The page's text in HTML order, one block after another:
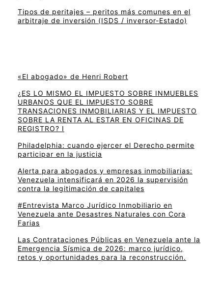
Tipos de peritajes – peritos más comunes en el
arbitraje de inversión (ISDS / inversor-Estado)
«El abogado» de Henri Robert
¿ES LO MISMO EL IMPUESTO SOBRE INMUEBLES
URBANOS QUE EL IMPUESTO SOBRE
TRANSACIONES INMOBILIARIAS Y EL IMPUESTO
SOBRE LA RENTA AL ESTAR EN OFICINAS DE
REGISTRO? I
Philadelphia: cuando ejercer el Derecho permite
participar en la justicia
Alerta para abogados y empresas inmobiliarias:
Venezuela intensificará en 2026 la supervisión
contra la legitimación de capitales
#Entrevista Marco Jurídico Inmobiliario en
Venezuela ante Desastres Naturales con Cora
Farias
Las Contrataciones Públicas en Venezuela ante la
Emergencia Sísmica de 2026: marco jurídico,
retos y oportunidades para la reconstrucción.